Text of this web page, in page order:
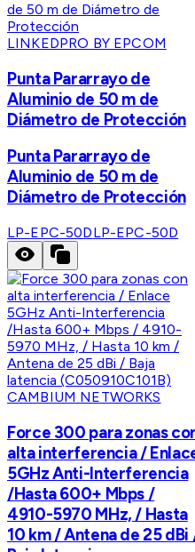
LINKEDPRO BY EPCOM
Punta Pararrayo de
Aluminio de 50 m de
Diámetro de Protección
Punta Pararrayo de
Aluminio de 50 m de
Diámetro de Protección
LP-EPC-50DLP-EPC-50D
CAMBIUM NETWORKS
Force 300 para zonas
alta interferencia /
5GHz Anti-Interferencia
/Hasta 600+ Mbps /
4910-5970 MHz, / Hasta
10 km / Antena de 25 dBi